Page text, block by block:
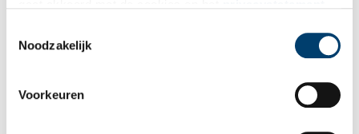
Noodzakelijk
Voorkeuren
Elektriciteit is inmiddels gemeengoed en voor ons net zo
vanzelfsprekend als stomend water. De kaars in de kandelaar,
decoratief luxeproduct.